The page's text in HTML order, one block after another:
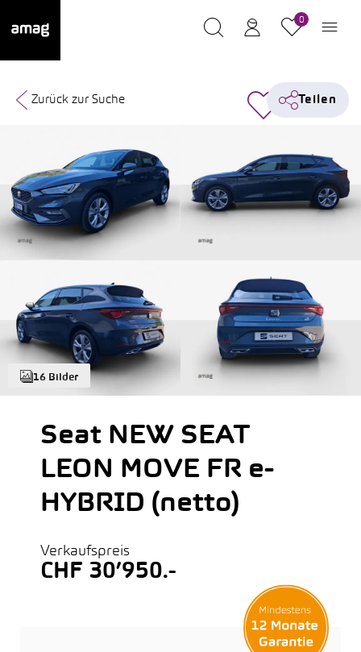
0
16 Bilder
Zurück zur Suche Teilen
Seat NEW SEAT
LEON MOVE FR e-
HYBRID (netto)
Verkaufspreis
CHF 30’950.-